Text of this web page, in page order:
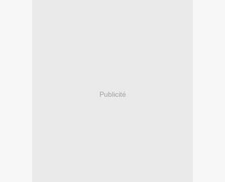
Publicité